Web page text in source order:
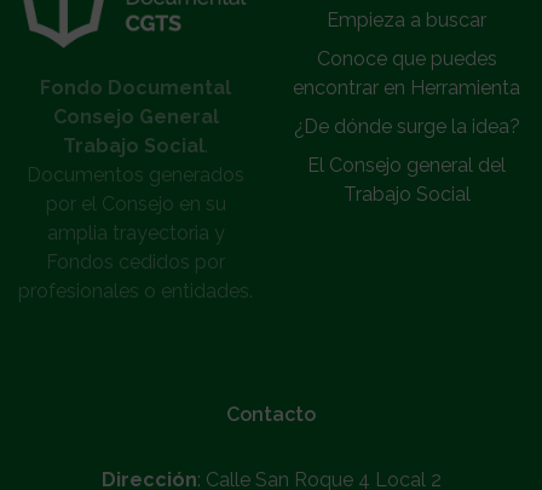
Fondo Documental
Consejo General
Trabajo Social.
Documentos generados
por el Consejo en su
amplia trayectoria y
Fondos cedidos por
profesionales o entidades.
Empieza a buscar
Conoce que puedes
encontrar en Herramienta
¿De dónde surge la idea?
El Consejo general del
Trabajo Social
Contacto
Dirección: Calle San Roque 4 Local 2